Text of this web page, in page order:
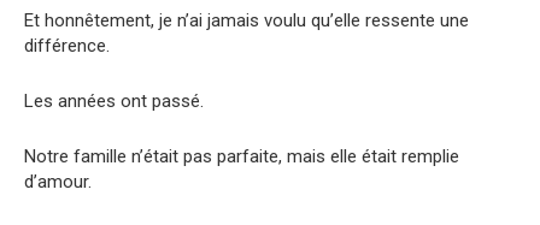
Et honnêtement, je n’ai jamais voulu qu’elle ressente une
différence.
Les années ont passé.
Notre famille n’était pas parfaite, mais elle était remplie
d’amour.